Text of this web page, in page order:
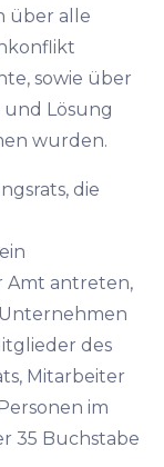
alle
sowie über
Lösung
wurden.
die
Amt antreten,
des
Mitarbeiter
im
35 Buchstabe